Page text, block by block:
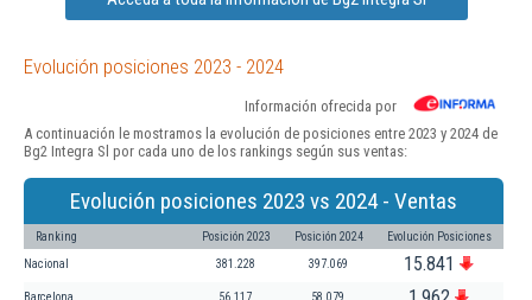
Evolución posiciones 2023 - 2024
Información ofrecida por
A continuación le mostramos la evolución de posiciones entre 2023 y 2024 de
Bg2 Integra Sl por cada uno de los rankings según sus ventas:
Evolución posiciones 2023 vs 2024 - Ventas
Ranking Posición 2023 Posición 2024 Evolución Posiciones
Nacional 381.228 397.069 15.841
Barcelona 56.117 58.079